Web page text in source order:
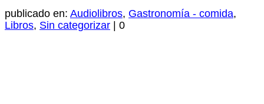
publicado en: Audiolibros, Gastronomía - comida,
Libros, Sin categorizar 0